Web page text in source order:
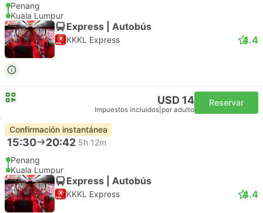
Penang
Kuala Lumpur
Express | Autobús
KKKL Express 4.4
USD 14
Impuestos incluidos por adulto
Reservar
Confirmación instantánea
15:30 20:42 5h 12m
Penang
Kuala Lumpur
Express | Autobús
KKKL Express 4.4